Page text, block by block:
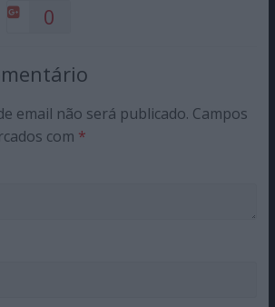
0
email não será publicado. Campos
com *